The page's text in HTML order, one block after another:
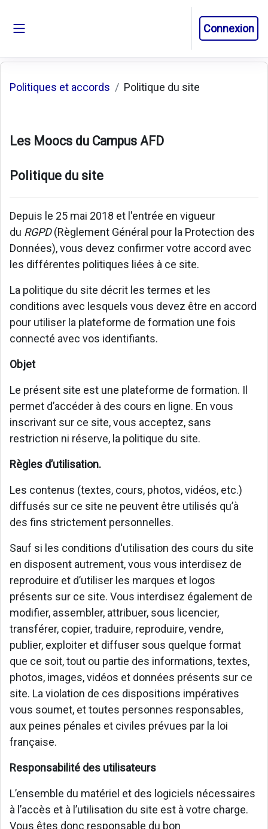
Connexion
Politiques et accords Politique du site
Les Moocs du Campus AFD
Politique du site
Depuis le 25 mai 2018 et l'entrée en vigueur
du RGPD(Règlement Général pour la Protection des
Données), vous devez confirmer votre accord avec
les différentes politiques liées à ce site.
La politique du site décrit les termes et les
conditions avec lesquels vous devez être en accord
pour utiliser la plateforme de formation une fois
connecté avec vos identifiants.
Objet
Le présent site est une plateforme de formation. Il
permet d’accéder à des cours en ligne. En vous
inscrivant sur ce site, vous acceptez, sans
restriction ni réserve, la politique du site.
Règles d’utilisation.
Les contenus (textes, cours, photos, vidéos, etc.)
diffusés sur ce site ne peuvent être utilisés qu’à
des fins strictement personnelles.
Sauf si les conditions d'utilisation des cours du site
en disposent autrement, vous vous interdisez de
reproduire et d’utiliser les marques et logos
présents sur ce site. Vous interdisez également de
modifier, assembler, attribuer, sous licencier,
transférer, copier, traduire, reproduire, vendre,
publier, exploiter et diffuser sous quelque format
que ce soit, tout ou partie des informations, textes,
photos, images, vidéos et données présents sur ce
site. La violation de ces dispositions impératives
vous soumet, et toutes personnes responsables,
aux peines pénales et civiles prévues par la loi
française.
Responsabilité des utilisateurs
L’ensemble du matériel et des logiciels nécessaires
à l’accès et à l’utilisation du site est à votre charge.
Vous êtes donc responsable du bon